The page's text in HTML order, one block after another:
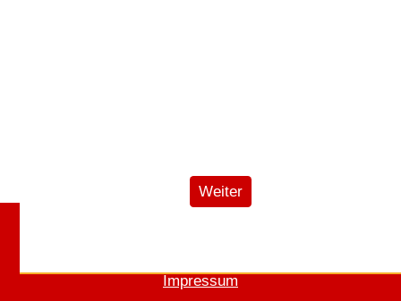
Nächster Beitrag:
Weiter
Impressum